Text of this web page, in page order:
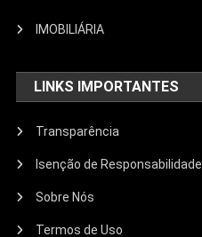
IMOBILIÁRIA
LINKS IMPORTANTES
Transparência
Isenção de Responsabilidade
Sobre Nós
Termos de Uso